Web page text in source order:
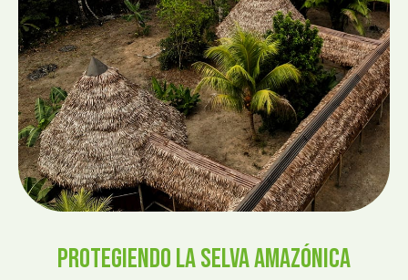
PROTEGIENDO LA SELVA AMAZÓNICA